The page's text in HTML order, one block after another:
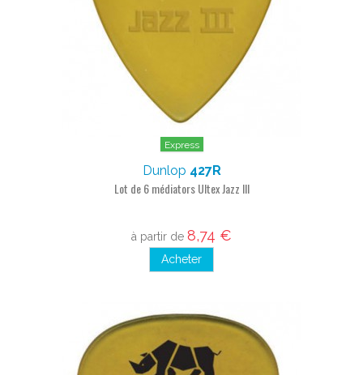
Express
Dunlop 427R
Lot de 6 médiators Ultex Jazz III
à partir de 8,74 €
Acheter